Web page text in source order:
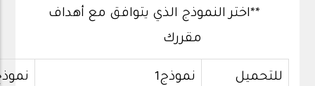
**اختر النموذج الذي يتوافق مع أهداف
مقررك
للتحميل نموذج1